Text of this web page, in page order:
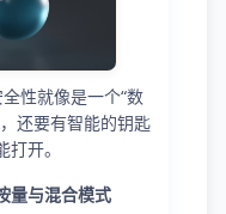
性就像是一个“数
还要有智能的钥匙
开。
量与混合模式